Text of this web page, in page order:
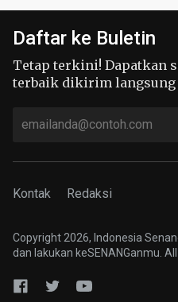
Daftar ke Buletin
Tetap terkini! Dapatkan
terbaik dikirim langsung
Kontak Redaksi
Copyright 2026, Indonesia
dan lakukan keSENANGanmu.